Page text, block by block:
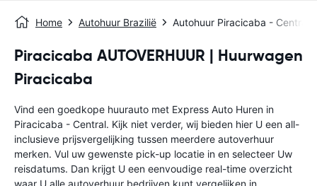
Home Autohuur Brazilië Autohuur Piracicaba - Central
Piracicaba AUTOVERHUUR | Huurwagen
Piracicaba
Vind een goedkope huurauto met Express Auto Huren in
Piracicaba - Central. Kijk niet verder, wij bieden hier U een all-
inclusieve prijsvergelijking tussen meerdere autoverhuur
merken. Vul uw gewenste pick-up locatie in en selecteer Uw
reisdatums. Dan krijgt U een eenvoudige real-time overzicht
waar U alle autoverhuur bedrijven kunt vergelijken in